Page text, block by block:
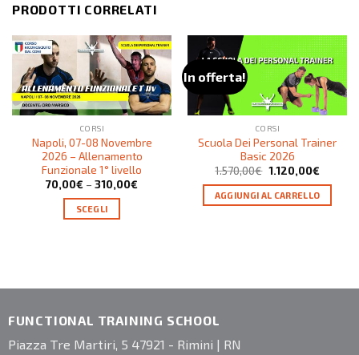
PRODOTTI CORRELATI
CORSI
Napoli, 07-08 Novembre
2026 – Allenamento
Funzionale 1° livello
70,00€ – 310,00€
SCEGLI
In offerta!
CORSI
Scuola Dei Personal Trainer
Basic 2026
1.570,00€ 1.120,00€
AGGIUNGI AL CARRELLO
FUNCTIONAL TRAINING SCHOOL
Piazza Tre Martiri, 5 47921 - Rimini | RN